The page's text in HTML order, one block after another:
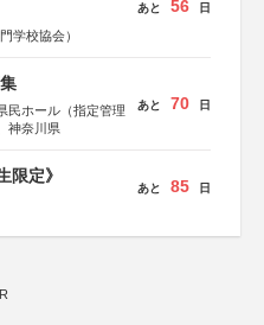
学校協会）
あと 56 日
民ホール（指定管理
神奈川県
あと 70 日
限定》
あと 85 日